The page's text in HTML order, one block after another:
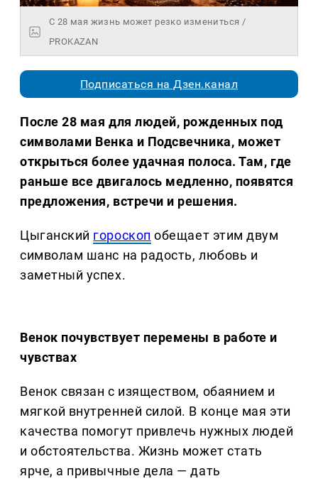
С 28 мая жизнь может резко измениться /
PROKAZAN
Подписаться на Дзен.канал
После 28 мая для людей, рожденных под
символами Венка и Подсвечника, может
открыться более удачная полоса. Там, где
раньше все двигалось медленно, появятся
предложения, встречи и решения.
Цыганский гороскоп обещает этим двум
символам шанс на радость, любовь и
заметный успех.
Венок почувствует перемены в работе и
чувствах
Венок связан с изяществом, обаянием и
мягкой внутренней силой. В конце мая эти
качества помогут привлечь нужных людей
и обстоятельства. Жизнь может стать
ярче, а привычные дела — дать